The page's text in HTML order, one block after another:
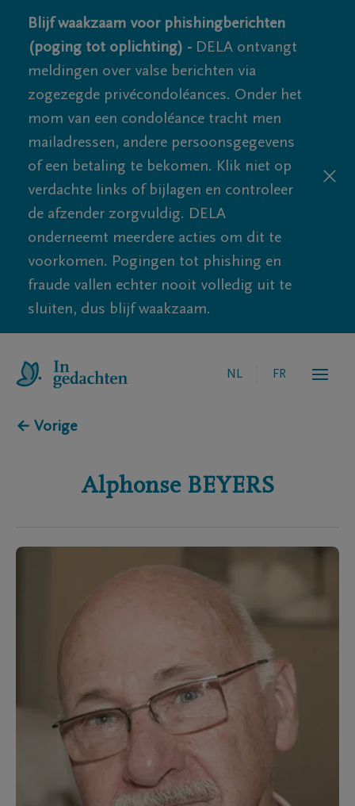
Blijf waakzaam voor phishingberichten
(poging tot oplichting) - DELA ontvangt
meldingen over valse berichten via
zogezegde privécondoléances. Onder het
mom van een condoléance tracht men
mailadressen, andere persoonsgegevens
of een betaling te bekomen. Klik niet op
verdachte links of bijlagen en controleer
de afzender zorgvuldig. DELA
onderneemt meerdere acties om dit te
voorkomen. Pogingen tot phishing en
fraude vallen echter nooit volledig uit te
sluiten, dus blijf waakzaam.
NL FR
← Vorige
Alphonse BEYERS